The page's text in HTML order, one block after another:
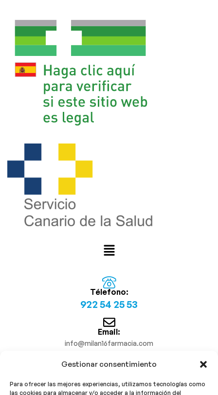
Gestionar consentimiento
Para ofrecer las mejores experiencias, utilizamos tecnologías como
las cookies para almacenar y/o acceder a la información del
Télefono:
922 54 25 53
Email:
info@milan16farmacia.com
¡Síguenos!